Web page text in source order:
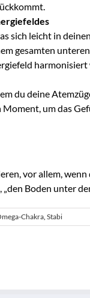
sich leicht in
gesamten
du deine
um das
vor allem,
Boden unter
Chakra, Stabi